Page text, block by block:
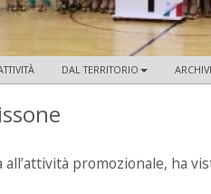
DAL TERRITORIO
all’attività promozionale, ha